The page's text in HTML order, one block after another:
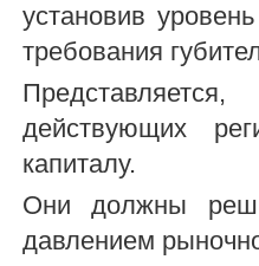
установив
требования
действующих
капиталу.
Они должны
давлением